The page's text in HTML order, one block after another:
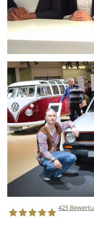
425